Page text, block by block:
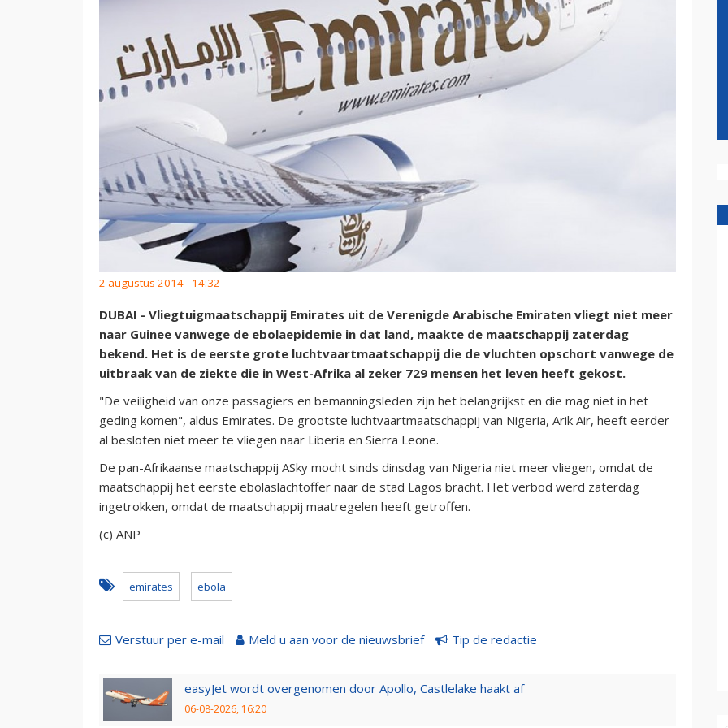
2 augustus 2014 - 14:32
DUBAI - Vliegtuigmaatschappij Emirates uit de Verenigde Arabische Emiraten vliegt niet meer
naar Guinee vanwege de ebolaepidemie in dat land, maakte de maatschappij zaterdag
bekend. Het is de eerste grote luchtvaartmaatschappij die de vluchten opschort vanwege de
uitbraak van de ziekte die in West-Afrika al zeker 729 mensen het leven heeft gekost.
"De veiligheid van onze passagiers en bemanningsleden zijn het belangrijkst en die mag niet in het
geding komen", aldus Emirates. De grootste luchtvaartmaatschappij van Nigeria, Arik Air, heeft eerder
al besloten niet meer te vliegen naar Liberia en Sierra Leone.
De pan-Afrikaanse maatschappij ASky mocht sinds dinsdag van Nigeria niet meer vliegen, omdat de
maatschappij het eerste ebolaslachtoffer naar de stad Lagos bracht. Het verbod werd zaterdag
ingetrokken, omdat de maatschappij maatregelen heeft getroffen.
(c) ANP
emirates ebola
Verstuur per e-mail Meld u aan voor de nieuwsbrief Tip de redactie
easyJet wordt overgenomen door Apollo, Castlelake haakt af
06-08-2026, 16:20